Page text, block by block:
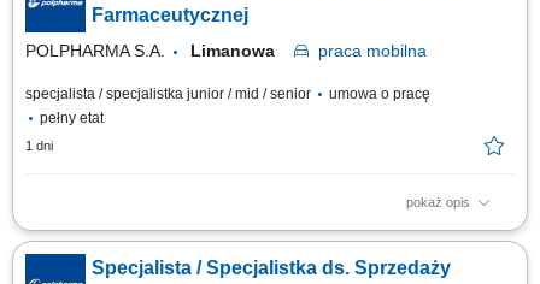
podczas spotkań branżowych, konferencji i wydarzeń naukowych.
Realizacja założonych celów...
Farmaceutycznej
POLPHARMA S.A. Limanowa praca mobilna
specjalista / specjalistka junior / mid / senior
umowa o pracę
pełny etat
1 dni
pokaż opis
Zakres obowiązków: Promowanie produktów z portfolio firmy w
środowisku medycznym. Budowanie i utrzymywanie długofalowych relacji
z lekarzami na powierzonym terenie. Reprezentowanie organizacji
Specjalista / Specjalistka ds. Sprzedaży